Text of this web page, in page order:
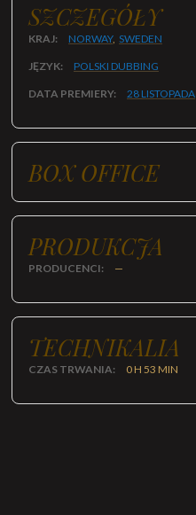
SZCZEGÓŁY
KRAJ: NORWAY, SWEDEN
JĘZYK: POLSKI DUBBING
DATA PREMIERY: 28 LISTOPADA
BOX OFFICE
PRODUKCJA
PRODUCENCI: —
TECHNIKALIA
CZAS TRWANIA: 0 H 53 MIN